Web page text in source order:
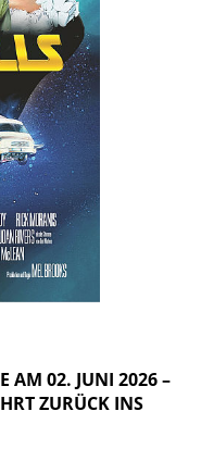
AM 02. JUNI 2026 –
ZURÜCK INS